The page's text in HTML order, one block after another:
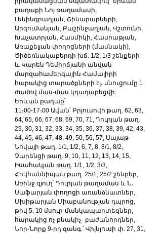
քաղաքի Նոյ թաղամասի,
Լենինգրադյան, Շինարարների,
Արզումանյան, Բաշինջաղյան, Վշտունի,
Խաչատրյան, Հասմիկի, Հասրաթյան,
Առաքելյան փողոցների (մասնակի),
Ծիծեռնակաբերդի խճ. 1/2, 1/3 շենքերի
և Կարեն Դեմիրճյանի անվան
մարզահամերգային Համալիրի
հարակից տարածքների էլ․ սնուցումը 1
ժամով մաս-մաս կդադարեցվի:
Երևան քաղաք՝
11։00-17։00 Ավան՝ Բրյուսովի թաղ. 62, 63,
64, 65, 66, 67, 68, 69, 70, 71, Դուրյան թաղ.
29, 30, 31, 32, 33, 34, 35, 36, 37, 38, 39, 42, 43,
44, 45, 46, 47, 48, 49, 50, 56, 57, Սայաթ-
Նովայի թաղ. 1/1, 1/2, 6, 7, 8, 8/1, 8/2,
Չարենցի թաղ. 9, 10, 11, 12, 13, 14, 15,
Իսահակյան թաղ. 1/1, 1/2, 3/3,
Հովհաննիսյան թաղ. 25/1, 25/2 շենքեր,
Առինջ գյուղ՝ Դուրյան թաղամաս և Ն․
Սաֆարյան փողոցի առանձնատներ,
Մխիթարյան Միաբանության դպրոց,
թիվ 5, 10 մսուր-մանկապարտեզներ,
հարակից ոչ բնակիչ- բաժանորդներ,
Նոր-Նորք 9-րդ զանգ.՝ Վիլնյուսի փ. 27, 31,